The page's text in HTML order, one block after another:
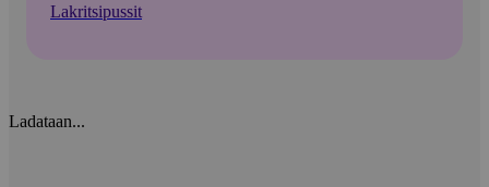
Lakritsipussit
Ladataan...